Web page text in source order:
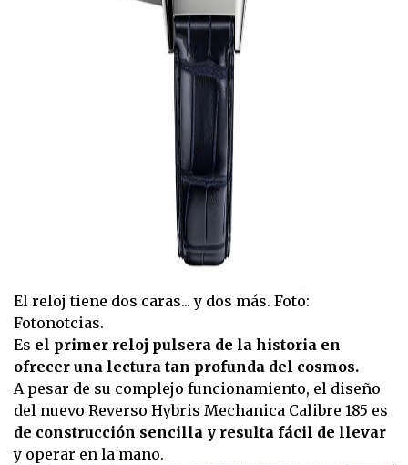
El reloj tiene dos caras... y dos más. Foto:
Fotonotcias.
Es el primer reloj pulsera de la historia en
ofrecer una lectura tan profunda del cosmos.
A pesar de su complejo funcionamiento, el diseño
del nuevo Reverso Hybris Mechanica Calibre 185 es
de construcción sencilla y resulta fácil de llevar
y operar en la mano.